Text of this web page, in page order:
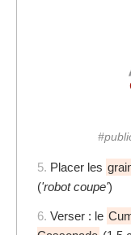
5. Placer les
('robot coupe')
6. Verser : le